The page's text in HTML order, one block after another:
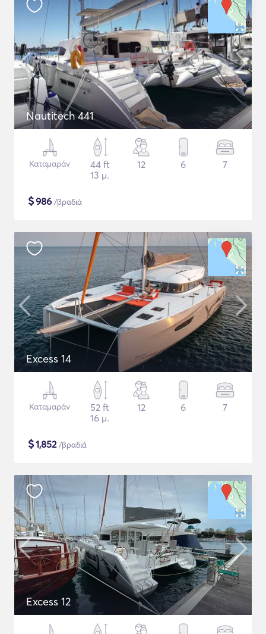
Nautitech 441
Καταμαράν
44 ft
13 μ.
12 6 7
$986 /βραδιά
Excess 14
Καταμαράν
52 ft
16 μ.
12 6 7
$1,852/βραδιά
Excess 12